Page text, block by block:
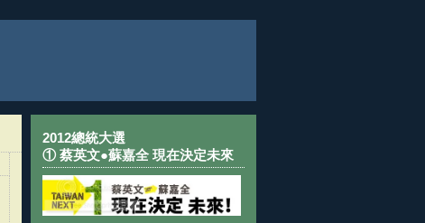
2012總統大選
① 蔡英文●蘇嘉全 現在決定未來